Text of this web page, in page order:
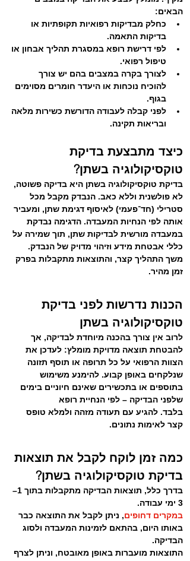
הבאים:
כחלק מבדיקות רפואיות תקופתיות או
בדיקות התאמה.
לפי דרישת רופא במסגרת תהליך אבחון או
טיפול רפואי.
לצורך בקרה במצבים בהם יש צורך
להוכיח נוכחות או היעדר חומרים מסוימים
בגוף.
לפני קבלה לעבודה הדורשת כשירות מלאה
ובריאות תקינה.
כיצד מתבצעת בדיקת
טוקסיקולוגיה בשתן?
בדיקת טוקסיקולוגיה בשתן היא בדיקה פשוטה,
לא פולשנית וללא כאב. הנבדק מקבל מכל
סטרילי (חד־פעמי) לאיסוף דגימת שתן, ומעביר
אותה לפי הנחיות המעבדה. הדגימה נבדקת
במעבדה מורשית לבדיקות שתן, תוך שמירה על
כללי אבטחת מידע וזיהוי מדויק של הנבדק.
משך התהליך קצר, והתוצאות מתקבלות בפרק
זמן מהיר.
הכנות נדרשות לפני בדיקת
טוקסיקולוגיה בשתן
לרוב אין צורך בהכנה מיוחדת לבדיקה, אך
להבטחת תוצאה מדויקת מומלץ: לעדכן את
הצוות הרפואי על כל תרופה או תוסף תזונה
שנלקחים באופן קבוע. להימנע משימוש
בתוספים או בתכשירים שאינם חיוניים בימים
שלפני הבדיקה – לפי הנחיית רופא
בלבד. להגיע עם תעודה מזהה ולמלא טופס
קצר לאימות נתונים.
כמה זמן לוקח לקבל את תוצאות
בדיקת טוקסיקולוגיה בשתן?
בדרך כלל, תוצאות הבדיקה מתקבלות בתוך 1–
3 ימי עבודה.
במקרים דחופים, ניתן לקבל את התוצאה כבר
באותו היום, בהתאם לזמינות המעבדה ולסוג
הבדיקה.
התוצאות מועברות באופן מאובטח, וניתן לצרף